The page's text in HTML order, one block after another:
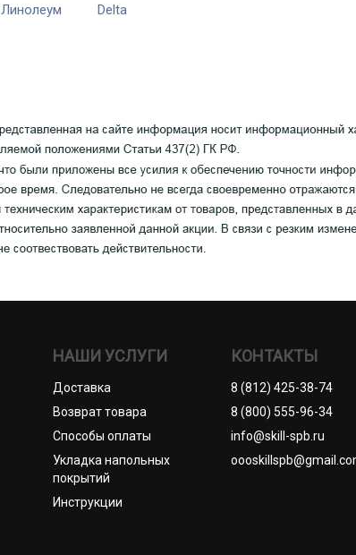
Линолеум Delta
НАШИ УСЛУГИ
Доставка
Возврат товара
Способы оплаты
Укладка напольных
покрытий
Инструкции
КОНТАКТЫ
8 (812) 425-38-74
8 (800) 555-96-34
info@skill-spb.ru